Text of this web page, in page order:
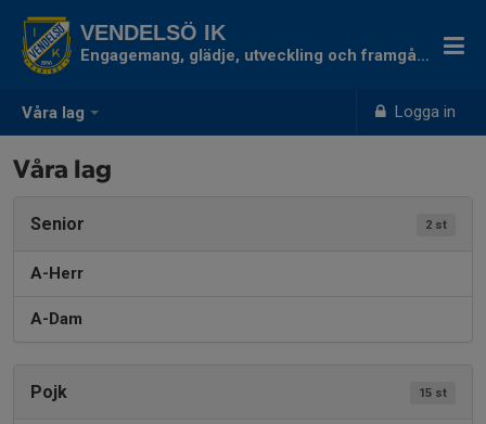
Våra lag Logga in
VENDELSÖ IK
Engagemang, glädje, utveckling och framgång
Våra lag
2 st
Senior
A-Herr
A-Dam
15 st
Pojk